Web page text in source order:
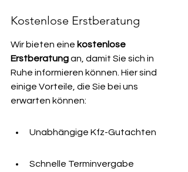
Kostenlose Erstberatung
Wir bieten eine kostenlose
Erstberatung an, damit Sie sich in
Ruhe informieren können. Hier sind
einige Vorteile, die Sie bei uns
erwarten können:
Unabhängige Kfz-Gutachten
Schnelle Terminvergabe